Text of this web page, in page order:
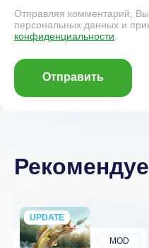
Отправляя комментарий, Вы
персональных данных и
конфиденциальности.
Отправить
MOD
UPDATE
NEW